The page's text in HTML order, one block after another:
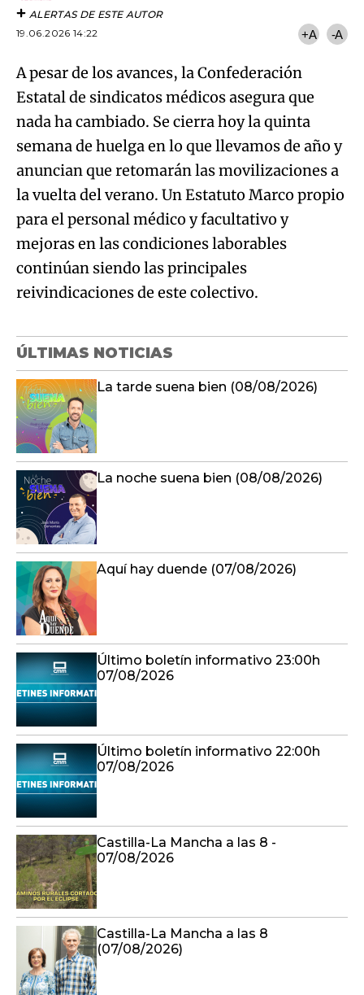
ALERTAS DE ESTE AUTOR
19.06.2026 14:22
+A -A
A pesar de los avances, la Confederación
Estatal de sindicatos médicos asegura que
nada ha cambiado. Se cierra hoy la quinta
semana de huelga en lo que llevamos de año y
anuncian que retomarán las movilizaciones a
la vuelta del verano. Un Estatuto Marco propio
para el personal médico y facultativo y
mejoras en las condiciones laborables
continúan siendo las principales
reivindicaciones de este colectivo.
ÚLTIMAS NOTICIAS
La tarde suena bien (08/08/2026)
La noche suena bien (08/08/2026)
Aquí hay duende (07/08/2026)
Último boletín informativo 23:00h
07/08/2026
Último boletín informativo 22:00h
07/08/2026
Castilla-La Mancha a las 8 -
07/08/2026
Castilla-La Mancha a las 8
(07/08/2026)